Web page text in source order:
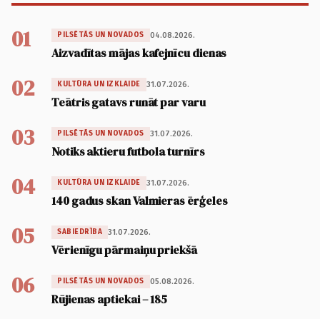
01 PILSĒTĀS UN NOVADOS 04.08.2026.
Aizvadītas mājas kafejnīcu dienas
02 KULTŪRA UN IZKLAIDE 31.07.2026.
Teātris gatavs runāt par varu
03 PILSĒTĀS UN NOVADOS 31.07.2026.
Notiks aktieru futbola turnīrs
04 KULTŪRA UN IZKLAIDE 31.07.2026.
140 gadus skan Valmieras ērģeles
05 SABIEDRĪBA 31.07.2026.
Vērienīgu pārmaiņu priekšā
06 PILSĒTĀS UN NOVADOS 05.08.2026.
Rūjienas aptiekai – 185